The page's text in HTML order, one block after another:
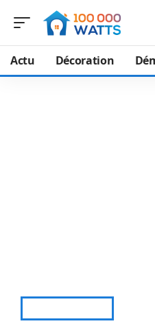
Actu Décoration